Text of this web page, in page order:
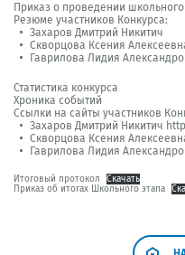
Приказ о проведении школьного
Резюме участников Конкурса:
Захаров Дмитрий Никитич
Скворцова Ксения
Гаврилова Лидия
Статистика конкурса
Хроника событий
Ссылки на сайты участников
Захаров Дмитрий Никитич
Скворцова Ксения
Гаврилова Лидия
Итоговый протокол
Скачать
Приказ об итогах Школьного этапа